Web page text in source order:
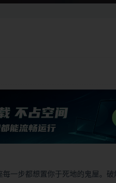
一步都想置你于死地的鬼屋。